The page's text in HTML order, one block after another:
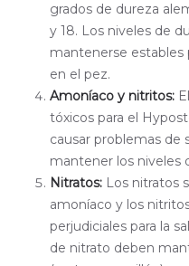
grados de dureza
y 18. Los niveles de
mantenerse estables
en el pez.
Amoníaco y nitritos:
tóxicos para el
causar problemas de
mantener los niveles
Nitratos: Los nitratos
amoníaco y los
perjudiciales para la
de nitrato deben